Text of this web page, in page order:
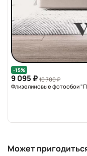
-15%
9 095 ₽ 10 700 ₽
Флизелиновые фотообои
Может